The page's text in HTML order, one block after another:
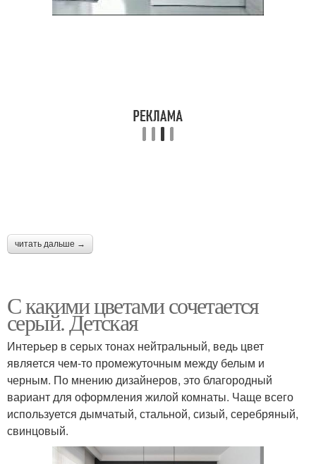
читать дальше →
С какими цветами сочетается
серый. Детская
Интерьер в серых тонах нейтральный, ведь цвет
является чем-то промежуточным между белым и
черным. По мнению дизайнеров, это благородный
вариант для оформления жилой комнаты. Чаще всего
используется дымчатый, стальной, сизый, серебряный,
свинцовый.